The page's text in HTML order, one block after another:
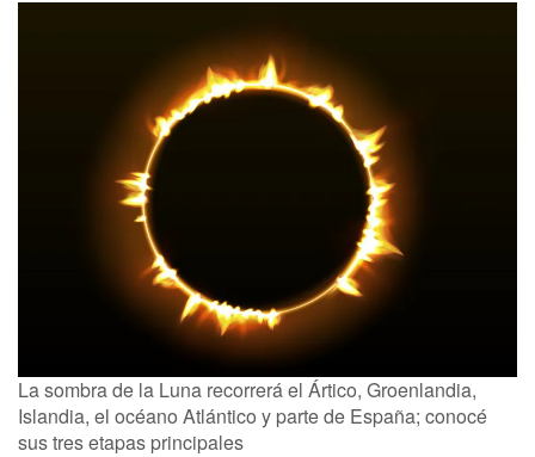
La sombra de la Luna recorrerá el Ártico, Groenlandia,
Islandia, el océano Atlántico y parte de España; conocé
sus tres etapas principales